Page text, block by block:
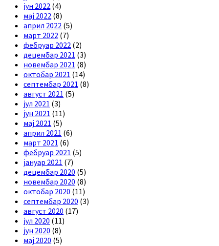
јун 2022 (4)
мај 2022 (8)
април 2022 (5)
март 2022 (7)
фебруар 2022 (2)
децембар 2021 (3)
новембар 2021 (8)
октобар 2021 (14)
септембар 2021 (8)
август 2021 (5)
јул 2021 (3)
јун 2021 (11)
мај 2021 (5)
април 2021 (6)
март 2021 (6)
фебруар 2021 (5)
јануар 2021 (7)
децембар 2020 (5)
новембар 2020 (8)
октобар 2020 (11)
септембар 2020 (3)
август 2020 (17)
јул 2020 (11)
јун 2020 (8)
мај 2020 (5)